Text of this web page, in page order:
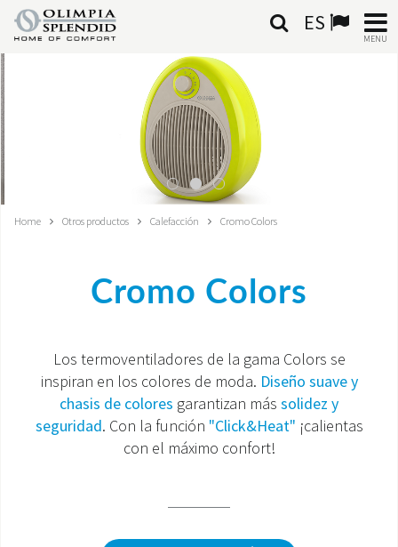
ES
MENU
SISTEMAS INTEGRADOS
MONDE OS
ÁREA DE DESCARGA
Home Otros productos Calefacción Cromo Colors
Cromo Colors
Los termoventiladores de la gama Colors se
inspiran en los colores de moda. Diseño suave y
chasis de colores garantizan más solidez y
seguridad. Con la función "Click&Heat" ¡calientas
con el máximo confort!